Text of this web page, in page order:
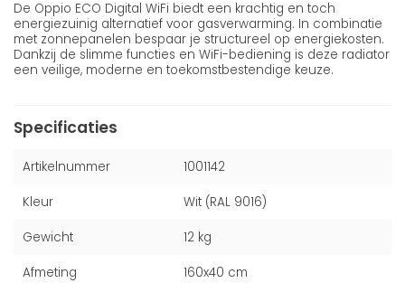
De Oppio ECO Digital WiFi biedt een krachtig en toch
energiezuinig alternatief voor gasverwarming. In combinatie
met zonnepanelen bespaar je structureel op energiekosten.
Dankzij de slimme functies en WiFi-bediening is deze radiator
een veilige, moderne en toekomstbestendige keuze.
Specificaties
Artikelnummer 1001142
Kleur Wit (RAL 9016)
Gewicht 12 kg
Afmeting 160x40 cm